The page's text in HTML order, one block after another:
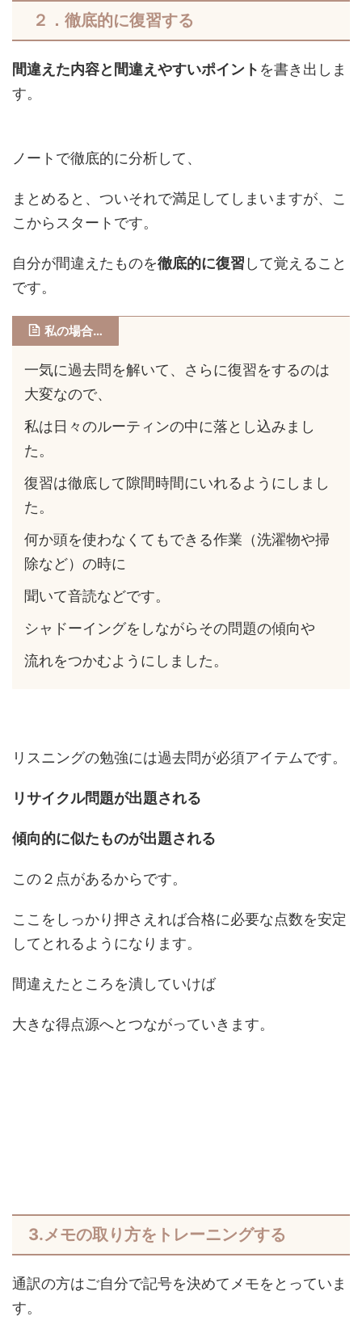
２．徹底的に復習する
間違えた内容と間違えやすいポイント を書き出しま
す。
ノートで徹底的に分析して、
まとめると、ついそれで満足してしまいますが、こ
こからスタートです。
自分が間違えたものを徹底的に復習 して覚えること
です。
私の場合…
一気に過去問を解いて、さらに復習をするのは
大変なので、
私は日々のルーティンの中に落とし込みまし
た。
復習は徹底して隙間時間にいれるようにしまし
た。
何か頭を使わなくてもできる作業（洗濯物や掃
除など）の時に
聞いて音読などです。
シャドーイングをしながらその問題の傾向や
流れをつかむようにしました。
リスニングの勉強には過去問が必須アイテムです。
リサイクル問題が出題される
傾向的に似たものが出題される
この２点があるからです。
ここをしっかり押さえれば合格に必要な点数を安定
してとれるようになります。
間違えたところを潰していけば
大きな得点源へとつながっていきます。
3.メモの取り方をトレーニングする
通訳の方はご自分で記号を決めてメモをとっていま
す。